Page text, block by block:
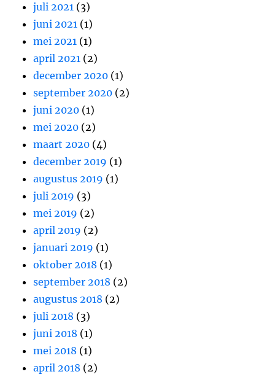
juli 2021 (3)
juni 2021 (1)
mei 2021 (1)
april 2021 (2)
december 2020 (1)
september 2020 (2)
juni 2020 (1)
mei 2020 (2)
maart 2020 (4)
december 2019 (1)
augustus 2019 (1)
juli 2019 (3)
mei 2019 (2)
april 2019 (2)
januari 2019 (1)
oktober 2018 (1)
september 2018 (2)
augustus 2018 (2)
juli 2018 (3)
juni 2018 (1)
mei 2018 (1)
april 2018 (2)